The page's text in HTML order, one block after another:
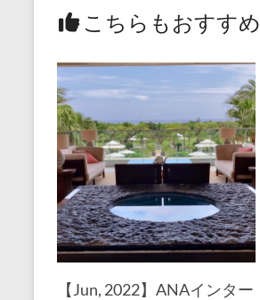
こちらもおすすめ
【Jun, 2022】ANAインター